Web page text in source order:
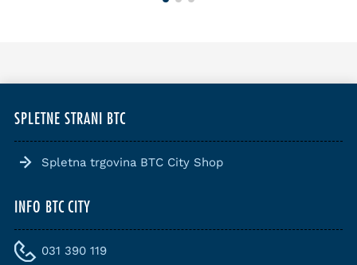
SPLETNE STRANI BTC
Spletna trgovina BTC City Shop
INFO BTC CITY
031 390 119